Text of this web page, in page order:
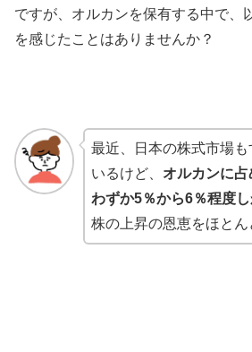
ですが、オルカンを保有する中で、
を感じたことはありませんか？
最近、日本の株式市場
いるけど、 オルカンに
わずか5％から6％程度
株の上昇の恩恵をほと